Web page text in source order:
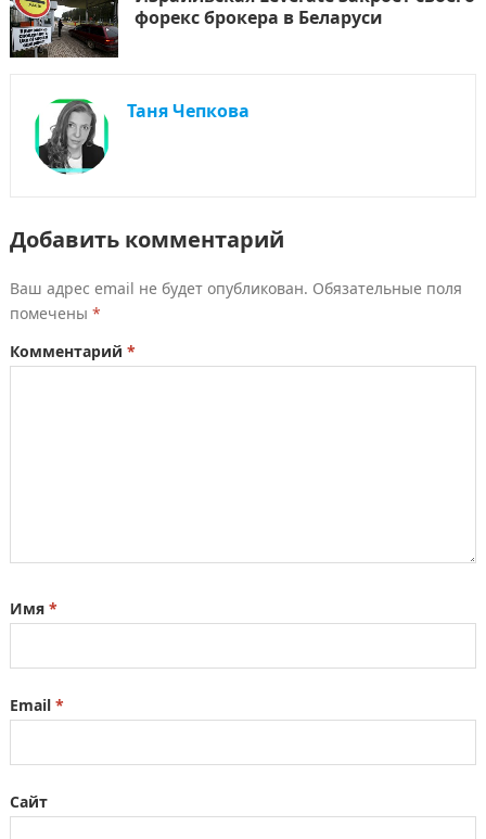
форекс брокера в Беларуси
Таня Чепкова
Добавить комментарий
Ваш адрес email не будет опубликован. Обязательные поля
помечены *
Комментарий *
Имя *
Email *
Сайт